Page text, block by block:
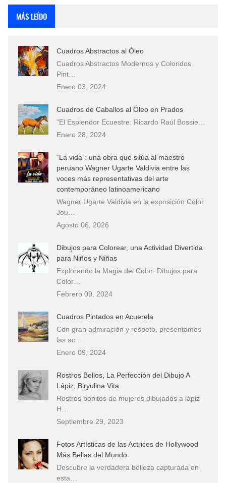
MÁS LEÍDO
Cuadros Abstractos al Óleo
Cuadros Abstractos Modernos y Coloridos
Pint…
Enero 03, 2024
Cuadros de Caballos al Óleo en Prados
"El Esplendor Ecuestre: Ricardo Raúl Bossie…
Enero 28, 2024
“La vida”: una obra que sitúa al maestro
peruano Wagner Ugarte Valdivia entre las
voces más representativas del arte
contemporáneo latinoamericano
Wagner Ugarte Valdivia en la exposición Color
Jou…
Agosto 06, 2026
Dibujos para Colorear, una Actividad Divertida
para Niños y Niñas
Explorando la Magia del Color: Dibujos para
Color…
Febrero 09, 2024
Cuadros Pintados en Acuerela
Con gran admiración y respeto, presentamos
las ac…
Enero 09, 2024
Rostros Bellos, La Perfección del Dibujo A
Lápiz, Biryulina Vita
Rostros bonitos de mujeres dibujados a lápiz
H…
Septiembre 29, 2023
Fotos Artísticas de las Actrices de Hollywood
Más Bellas del Mundo
Descubre la verdadera belleza capturada en
esta…